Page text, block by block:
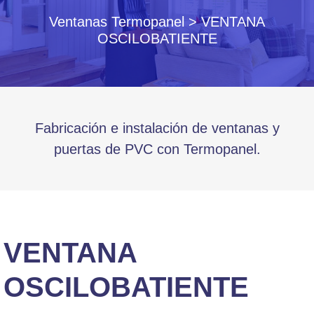
Ventanas Termopanel > VENTANA
OSCILOBATIENTE
Fabricación e instalación de ventanas y
puertas de PVC con Termopanel.
VENTANA
OSCILOBATIENTE